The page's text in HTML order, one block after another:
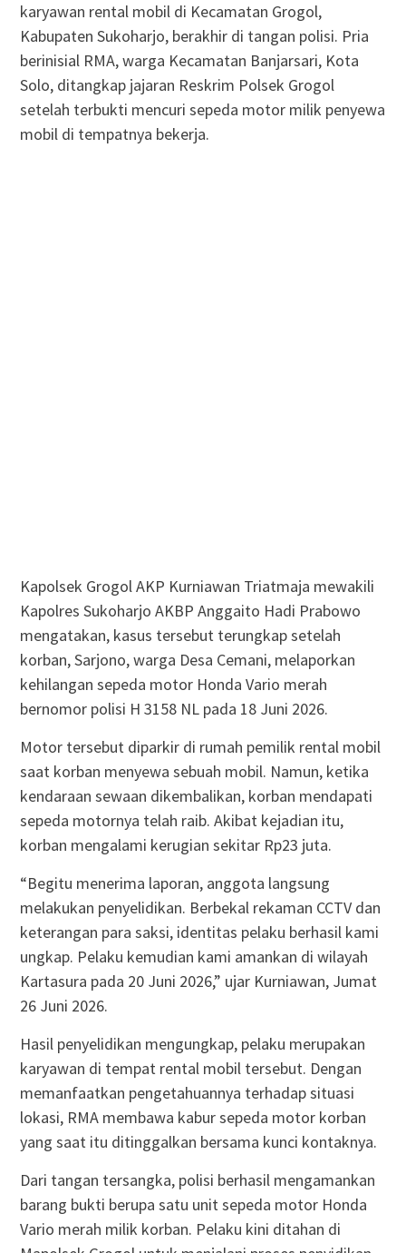
karyawan rental mobil di Kecamatan Grogol,
Kabupaten Sukoharjo, berakhir di tangan polisi. Pria
berinisial RMA, warga Kecamatan Banjarsari, Kota
Solo, ditangkap jajaran Reskrim Polsek Grogol
setelah terbukti mencuri sepeda motor milik penyewa
mobil di tempatnya bekerja.
Kapolsek Grogol AKP Kurniawan Triatmaja mewakili
Kapolres Sukoharjo AKBP Anggaito Hadi Prabowo
mengatakan, kasus tersebut terungkap setelah
korban, Sarjono, warga Desa Cemani, melaporkan
kehilangan sepeda motor Honda Vario merah
bernomor polisi H 3158 NL pada 18 Juni 2026.
Motor tersebut diparkir di rumah pemilik rental mobil
saat korban menyewa sebuah mobil. Namun, ketika
kendaraan sewaan dikembalikan, korban mendapati
sepeda motornya telah raib. Akibat kejadian itu,
korban mengalami kerugian sekitar Rp23 juta.
“Begitu menerima laporan, anggota langsung
melakukan penyelidikan. Berbekal rekaman CCTV dan
keterangan para saksi, identitas pelaku berhasil kami
ungkap. Pelaku kemudian kami amankan di wilayah
Kartasura pada 20 Juni 2026,” ujar Kurniawan, Jumat
26 Juni 2026.
Hasil penyelidikan mengungkap, pelaku merupakan
karyawan di tempat rental mobil tersebut. Dengan
memanfaatkan pengetahuannya terhadap situasi
lokasi, RMA membawa kabur sepeda motor korban
yang saat itu ditinggalkan bersama kunci kontaknya.
Dari tangan tersangka, polisi berhasil mengamankan
barang bukti berupa satu unit sepeda motor Honda
Vario merah milik korban. Pelaku kini ditahan di